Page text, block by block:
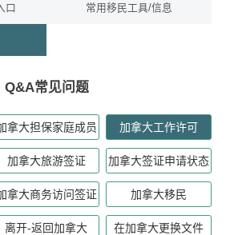
口 常用移民工具/信息
Q&A常见问题
拿大担保家庭成员 加拿大工作许可
加拿大旅游签证 加拿大签证申请状态
拿大商务访问签证 加拿大移民
离开-返回加拿大 在加拿大更换文件